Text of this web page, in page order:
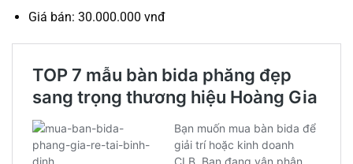
Giá bán: 30.000.000 vnđ